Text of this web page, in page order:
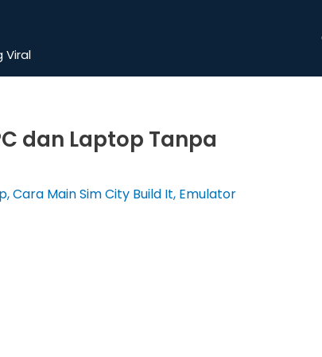
Viral
dan Laptop Tanpa
,Cara Main Sim City Build It, Emulator